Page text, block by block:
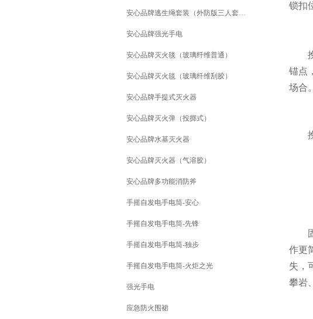
安心品牌逃生绳套装（外防版三人套装）
安心品牌强光手电
安心品牌灭火毯（玻璃纤维普通）
安心品牌灭火毯（玻璃纤维刮胶）
安心品牌手提式灭火器
安心品牌灭火弹（投掷式）
安心品牌水基灭火器
安心品牌灭火器（气溶胶）
安心品牌多功能消防斧
手摇自发电手电筒-安心
手摇自发电手电筒-先锋
手摇自发电手电筒-独步
手摇自发电手电筒-火炬之光
强光手电
应急防火围裙
锁扣
挽
锚点
场合。
挽
固
作更
失，
攀岩